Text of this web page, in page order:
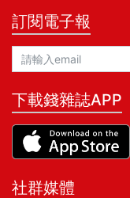
訂閱電子報
下載錢雜誌APP
社群媒體